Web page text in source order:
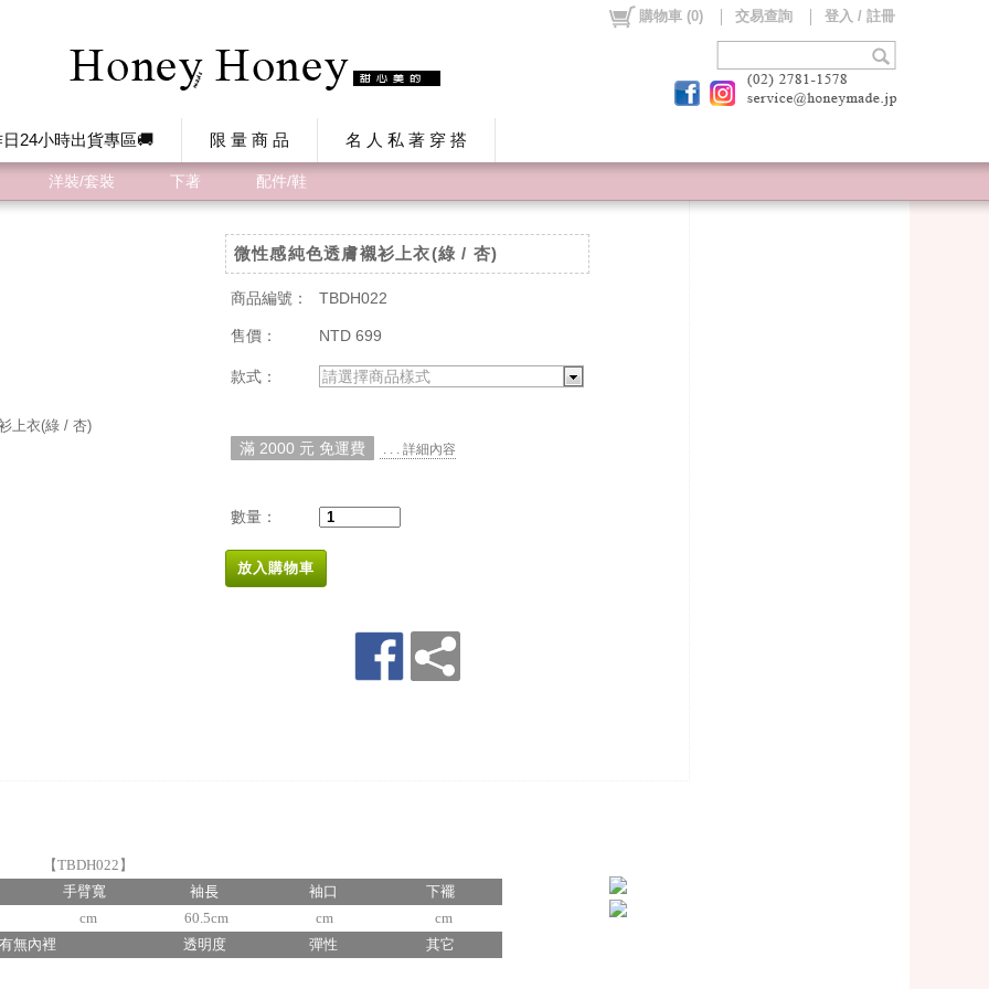
24小時出貨專區🚚 限 量 商 品 名 人 私 著 穿 搭
購物車 (0) 交易查詢 登入 / 註冊
洋裝/套裝 下著 配件/鞋
微性感純色透膚襯衫上衣(綠 / 杏)
商品編號： TBDH022
售價： NTD 699
款式： 請選擇商品樣式
滿 2000 元 免運費 . . . 詳細內容
數量：
放入購物車